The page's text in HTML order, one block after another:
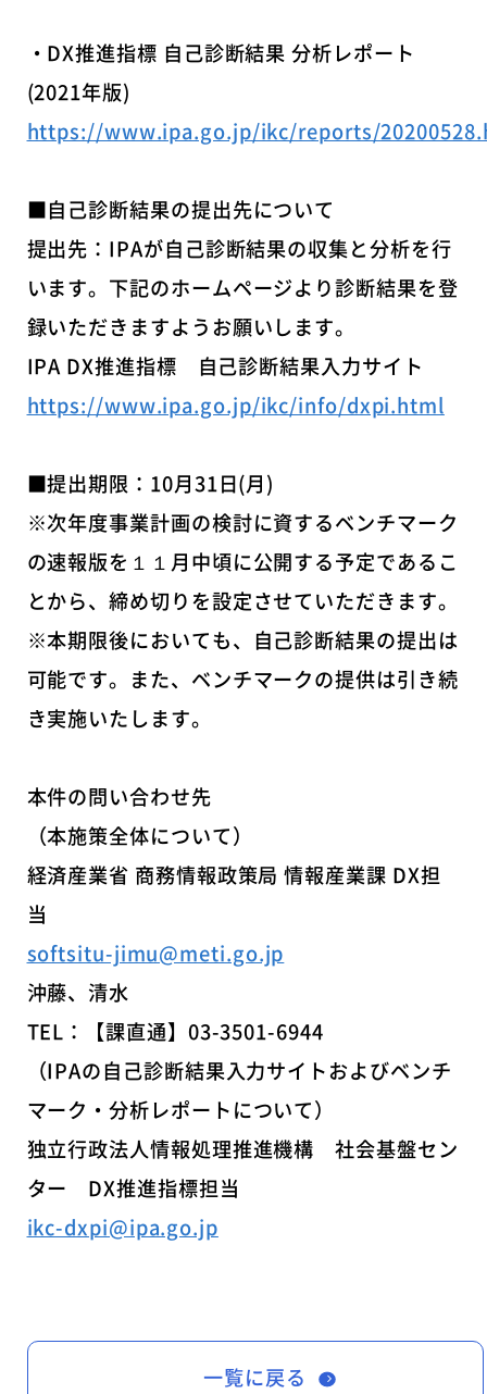
・DX推進指標 自己診断結果 分析レポート
(2021年版)
https://www.ipa.go.jp/ikc/reports/
■自己診断結果の提出先について
提出先：IPAが自己診断結果の収集と分析を行
います。下記のホームページより診断結果を登
録いただきますようお願いします。
IPA DX推進指標 自己診断結果入力サイト
https://www.ipa.go.jp/ikc/info/dxpi.html
■提出期限：10月31日(月)
※次年度事業計画の検討に資するベンチマーク
の速報版を１１月中頃に公開する予定であるこ
とから、締め切りを設定させていただきます。
※本期限後においても、自己診断結果の提出は
可能です。また、ベンチマークの提供は引き続
き実施いたします。
本件の問い合わせ先
（本施策全体について）
経済産業省 商務情報政策局 情報産業課 DX担
当
softsitu-jimu@meti.go.jp
沖藤、清水
TEL：【課直通】03-3501-6944
（IPAの自己診断結果入力サイトおよびベンチ
マーク・分析レポートについて）
独立行政法人情報処理推進機構 社会基盤セン
ター DX推進指標担当
ikc-dxpi@ipa.go.jp
一覧に戻る